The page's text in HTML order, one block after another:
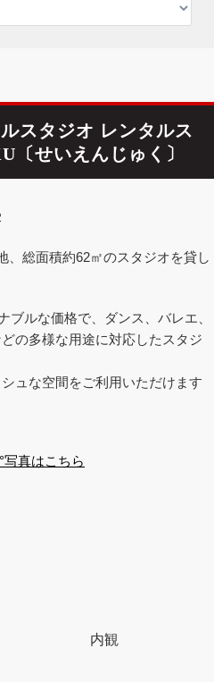
スタジオ レンタルス
せいえんじゅく〕
、総面積約62㎡のスタジオを貸し
ブルな価格で、ダンス、バレエ、
の多様な用途に対応したスタジ
ュな空間をご利用いただけます
写真はこちら
内観